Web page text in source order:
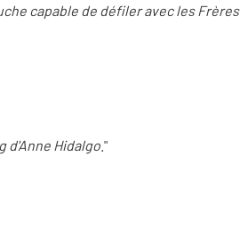
capable de défiler avec les Frères
d'Anne Hidalgo ."